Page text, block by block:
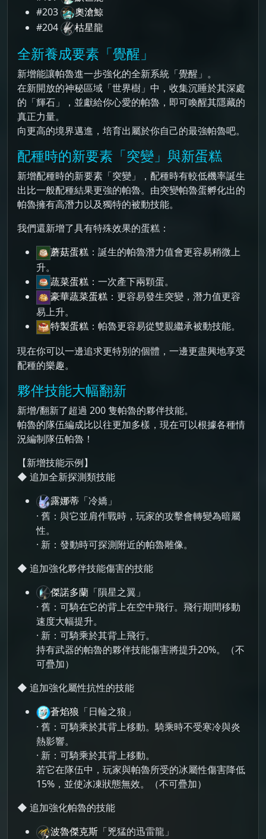
#203
奧滄鯨
#204
枯星龍
全新養成要素「覺醒」
新增能讓帕魯進一步強化的全新系統「覺醒」。
在新開放的神秘區域「世界樹」中，收集沉睡於其深處
的「輝石」，並獻給你心愛的帕魯，即可喚醒其隱藏的
真正力量。
向更高的境界邁進，培育出屬於你自己的最強帕魯吧。
配種時的新要素「突變」與新蛋糕
新增配種時的新要素「突變」，配種時有較低機率誕生
出比一般配種結果更強的帕魯。由突變帕魯蛋孵化出的
帕魯擁有高潛力以及獨特的被動技能。
我們還新增了具有特殊效果的蛋糕：
蘑菇蛋糕 ：誕生的帕魯潛力值會更容易稍微上
升。
蔬菜蛋糕 ：一次產下兩顆蛋。
豪華蔬菜蛋糕 ：更容易發生突變，潛力值更容
易上升。
特製蛋糕 ：帕魯更容易從雙親繼承被動技能。
現在你可以一邊追求更特別的個體，一邊更盡興地享受
配種的樂趣。
夥伴技能大幅翻新
新增/翻新了超過 200 隻帕魯的夥伴技能。
帕魯的隊伍編成比以往更加多樣，現在可以根據各種情
況編制隊伍帕魯！
【新增技能示例】
◆ 追加全新探測類技能
露娜蒂 「冷嬌」
· 舊：與它並肩作戰時，玩家的攻擊會轉變為暗屬
性。
· 新：發動時可探測附近的帕魯雕像。
◆ 追加強化夥伴技能傷害的技能
傑諾多蘭 「隕星之翼」
· 舊：可騎在它的背上在空中飛行。飛行期間移動
速度大幅提升。
· 新：可騎乘於其背上飛行。
持有武器的帕魯的夥伴技能傷害將提升20%。（不
可疊加）
◆ 追加強化屬性抗性的技能
蒼焰狼 「日輪之狼」
· 舊：可騎乘於其背上移動。騎乘時不受寒冷與炎
熱影響。
· 新：可騎乘於其背上移動。
若它在隊伍中，玩家與帕魯所受的冰屬性傷害降低
15%，並使冰凍狀態無效。（不可疊加）
◆ 追加強化帕魯的技能
波魯傑克斯 「兇猛的迅雷龍」